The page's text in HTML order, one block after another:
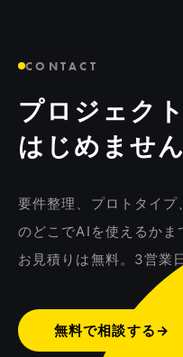
CONTACT
プロジェク
はじめません
要件整理、プロトタイ
のどこでAIを使えるか
お見積りは無料。3営業
無料で相談する→